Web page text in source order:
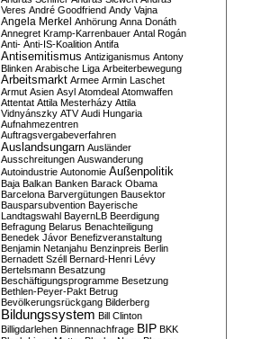
Veres André Goodfriend Andy Vajna
Angela Merkel Anhörung Anna Donáth
Annegret Kramp-Karrenbauer Antal Rogán
Anti- Anti-IS-Koalition Antifa
Antisemitismus Antiziganismus Antony
Blinken Arabische Liga Arbeiterbewegung
Arbeitsmarkt Armee Armin Laschet
Armut Asien Asyl Atomdeal Atomwaffen
Attentat Attila Mesterházy Attila
Vidnyánszky ATV Audi Hungaria
Aufnahmezentren
Auftragsvergabeverfahren
Auslandsungarn Ausländer
Ausschreitungen Auswanderung
Autoindustrie Autonomie Außenpolitik
Baja Balkan Banken Barack Obama
Barcelona Barvergütungen Bausektor
Bausparsubvention Bayerische
Landtagswahl BayernLB Beerdigung
Befragung Belarus Benachteiligung
Benedek Jávor Benefizveranstaltung
Benjamin Netanjahu Benzinpreis Berlin
Bernadett Széll Bernard-Henri Lévy
Bertelsmann Besatzung
Beschäftigungsprogramme Besetzung
Bethlen-Peyer-Pakt Betrug
Bevölkerungsrückgang Bilderberg
Bildungssystem Bill Clinton
Billigdarlehen Binnennachfrage BIP BKK